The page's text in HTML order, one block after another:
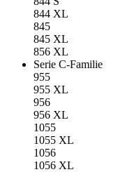
844 XL
845
845 XL
856 XL
Serie C-Familie
955
955 XL
956
956 XL
1055
1055 XL
1056
1056 XL